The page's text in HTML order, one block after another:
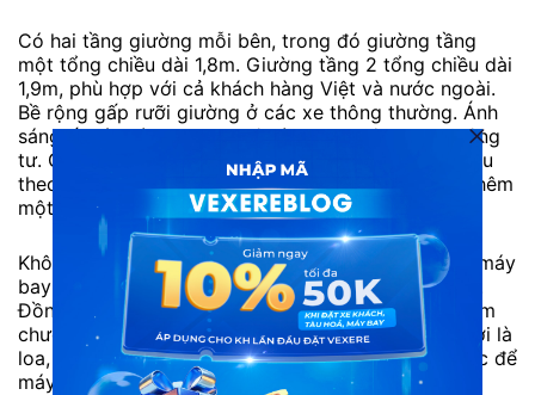
Có hai tầng giường mỗi bên, trong đó giường tầng
một tổng chiều dài 1,8m. Giường tầng 2 tổng chiều dài
1,9m, phù hợp với cả khách hàng Việt và nước ngoài.
Bề rộng gấp rưỡi giường ở các xe thông thường. Ánh
sáng ấm áp cùng những tiện ích tạo không gian riêng
tư. Ghế có dây bảo hiểm, dễ dàng nâng hạ phần đầu
theo ý thích. Mỗi giường chỉ cho một khách hoặc thêm
một trẻ em nếu đi cùng bố mẹ.
Không gian bên trong mỗi giường đầy đủ như trên máy
bay từ tivi, nước uống, đồng hồ, ánh sáng tiện nghi.
Đồng hồ ngay phía trên tivi. Mỗi người tùy chọn xem
chương trình mà mình yêu thích. Phía trên đầu người là
loa, khe điều hòa và đèn tùy chỉnh. Bàn ăn nhẹ hoặc để
máy tính làm việc.